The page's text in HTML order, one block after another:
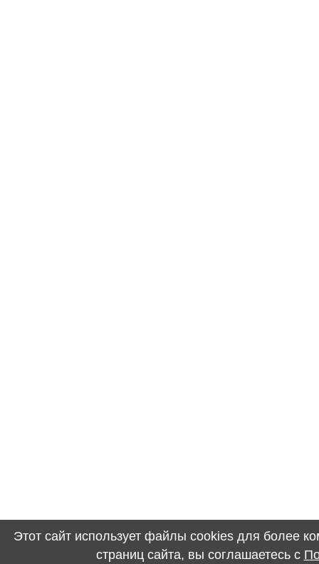
Этот сайт использует файлы cookies для более
страниц сайта, вы соглашаетесь с